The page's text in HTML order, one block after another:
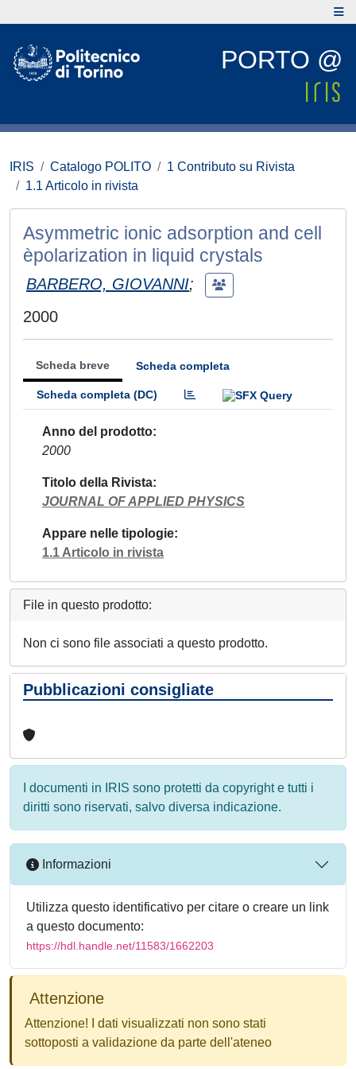
PORTO @
IRIS Catalogo POLITO
1 Contributo su Rivista
1.1 Articolo in rivista
Asymmetric ionic adsorption and cell
èpolarization in liquid crystals
BARBERO, GIOVANNI;
2000
Scheda breve Scheda completa
Scheda completa (DC)
Anno del prodotto
2000
Titolo della Rivista
JOURNAL OF APPLIED PHYSICS
Appare nelle tipologie
1.1 Articolo in rivista
File in questo prodotto:
Non ci sono file associati a questo prodotto.
Pubblicazioni consigliate
I documenti in IRIS sono protetti da copyright e tutti i
diritti sono riservati, salvo diversa indicazione.
Informazioni
Utilizza questo identificativo per citare o creare un link
a questo documento:
https://hdl.handle.net/11583/1662203
Attenzione
Attenzione! I dati visualizzati non sono stati
sottoposti a validazione da parte dell'ateneo